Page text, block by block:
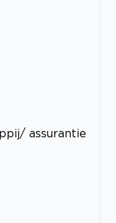
assurantie